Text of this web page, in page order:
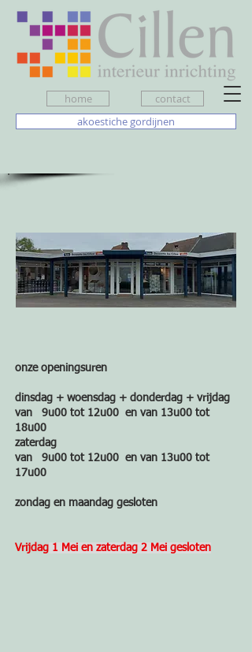
home
contact
akoestiche gordijnen
onze openingsuren
dinsdag + woensdag + donderdag + vrijdag
van 9u00 tot 12u00 en van 13u00 tot
18u00
zaterdag
van 9u00 tot 12u00 en van 13u00 tot
17u00
zondag en maandag gesloten
​Vrijdag ​​ 1 Mei en zaterdag 2 Mei gesloten